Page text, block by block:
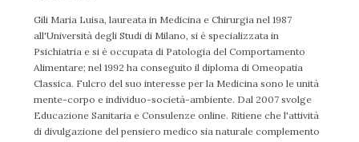
Gili Maria Luisa, laureata in Medicina e Chirurgia nel 1987
all'Università degli Studi di Milano, si è specializzata in
Psichiatria e si è occupata di Patologia del Comportamento
Alimentare; nel 1992 ha conseguito il diploma di Omeopatia
Classica. Fulcro del suo interesse per la Medicina sono le unità
mente-corpo e individuo-società-ambiente. Dal 2007 svolge
Educazione Sanitaria e Consulenze online. Ritiene che l'attività
di divulgazione del pensiero medico sia naturale complemento